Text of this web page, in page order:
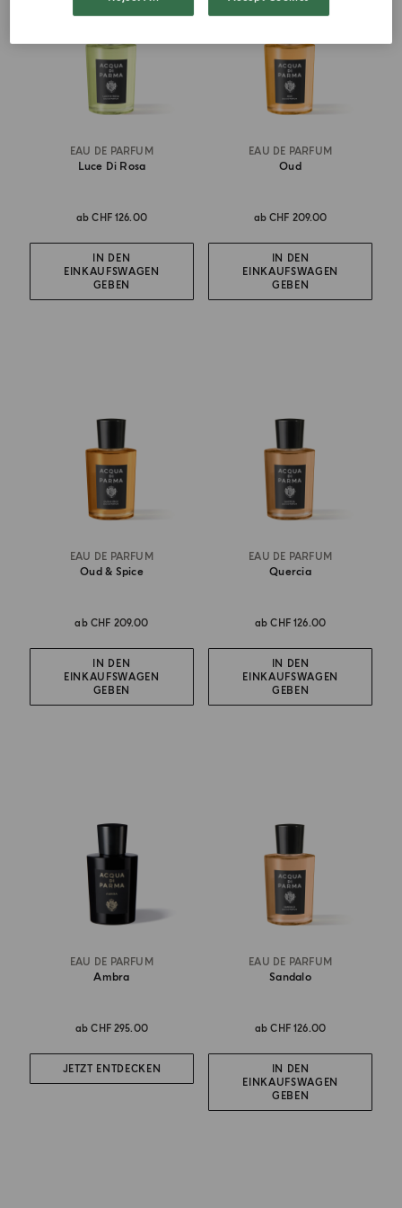
EAU DE PARFUM
Luce Di Rosa
abCHF 126.00
IN DEN
EINKAUFSWAGEN
GEBEN
EAU DE PARFUM
Oud
ab CHF 209.00
IN DEN
EINKAUFSWAGEN
GEBEN
EAU DE PARFUM
Oud & Spice
ab CHF 209.00
IN DEN
EINKAUFSWAGEN
GEBEN
EAU DE PARFUM
Quercia
abCHF 126.00
IN DEN
EINKAUFSWAGEN
GEBEN
EAU DE PARFUM
Ambra
abCHF 295.00
JETZT ENTDECKEN
EAU DE PARFUM
Sandalo
abCHF 126.00
IN DEN
EINKAUFSWAGEN
GEBEN